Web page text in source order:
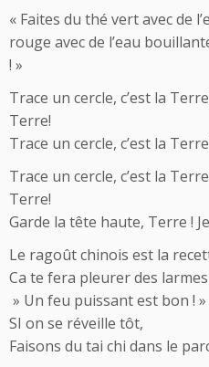
« Faites du thé vert avec de
rouge avec de l’eau
! »
Trace un cercle, c’est la
Terre!
Trace un cercle, c’est la
Trace un cercle, c’est la
Terre!
Garde la tête haute, Terre !
Le ragoût chinois est la
Ca te fera pleurer des
» Un feu puissant est bon ! »
SI on se réveille tôt,
Faisons du tai chi dans le